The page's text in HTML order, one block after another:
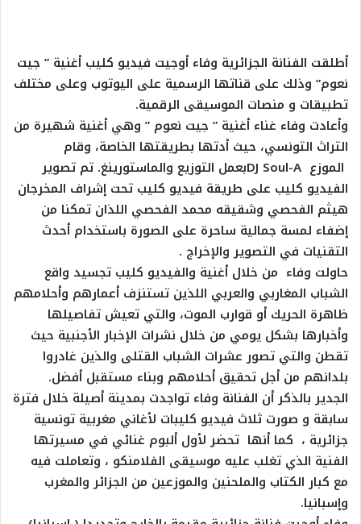
أطلقت الفنانة الجزائرية وفاء أوجيت فيديو كليب أغنية ” جيت
نعوم” وذلك على قناتها الرسمية على اليوتوب وعلى مختلف
تطبيقات و منصات الموسيقى الرقمية.
وأعادت وفاء غناء أغنية ” جيت نعوم ” وهي أغنية شهيرة من
التراث التونسي، حيث أدتها بطريقتها الخاصة، وقام
الموزع DJ Soul-Aبعمل التوزيع والماستورينغ. تم تصوير
الفيديو كليب على طريقة فيديو كليب تحت إشراف المخرجان
هيثم الفحصي وشقيقه محمد الفحصي اللذان تمكنا من
إضفاء لمسة جمالية ساحرة على الصورة باستخدام أحدث
التقنيات في التصوير والإخراج .
حاولت وفاء من خلال أغنية والفيديو كليب تجسيد واقع
الشباب المغاربي والعربي اللذين تستنزف أعمارهم وأحلامهم
ظاهرة الحريك أو قوارب الموت، والتي تعيش تفاصيلها
وأخبارها بشكل يومي من خلال نشرات الإخبار الأجنبية حيث
تقطن والتي تصور عشرات الشباب القتلى والذين غادروا
بلدانهم من أجل تحقيق أحلامهم وبناء مستقبل أفضل.
الجدير بالذكر أن الفنانة وفاء تواجدت بمدينة أصيلة خلال فترة
سابقة و صورت ثلاث فيديو كليبات لأغاني مغربية تونسية
جزائرية ، كما أنها تحضر لأول ألبوم غنائي في مسيرتها
الفنية الذي تغلب عليه موسيقى الفلامنكو ، وتعاملت فيه
مع كبار الكتاب والملحنين والموزعين من الجزائر والمغرب
وإسبانيا.